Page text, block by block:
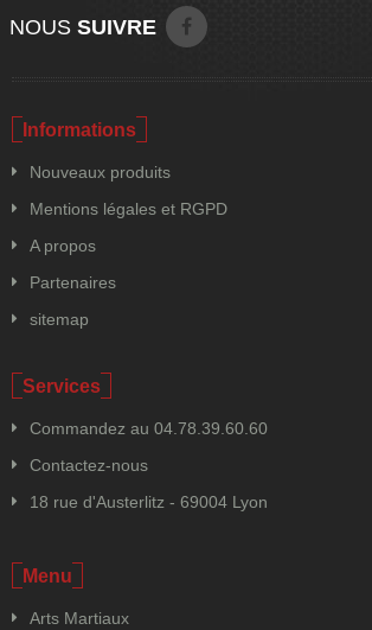
SUIVRE
NOUS
Informations
Nouveaux produits
Mentions légales et RGPD
A propos
Partenaires
sitemap
Services
Commandez au 04.78.39.60.60
Contactez-nous
18 rue d'Austerlitz - 69004 Lyon
Menu
Arts Martiaux